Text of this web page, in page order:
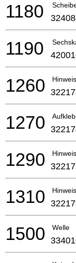
1180
1190
1260
1270
1290
1310
Welle
1500